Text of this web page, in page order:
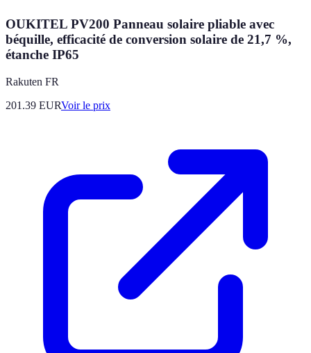
OUKITEL PV200 Panneau solaire pliable avec
béquille, efficacité de conversion solaire de 21,7 %,
étanche IP65
Rakuten FR
201.39 EURVoir le prix